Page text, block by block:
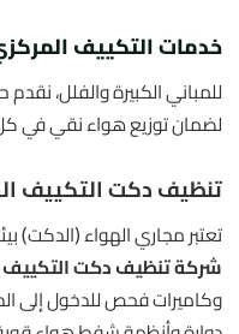
خدمات التكييف
للمباني الكبيرة والفلل،
لضمان توزيع هواء نقي في
تنظيف دكت التكييف
تعتبر مجاري الهواء (الدكت)
شركة تنظيف دكت
وكاميرات فحص للدخول إلى